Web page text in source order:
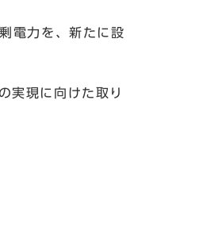
電力を、新たに設
実現に向けた取り